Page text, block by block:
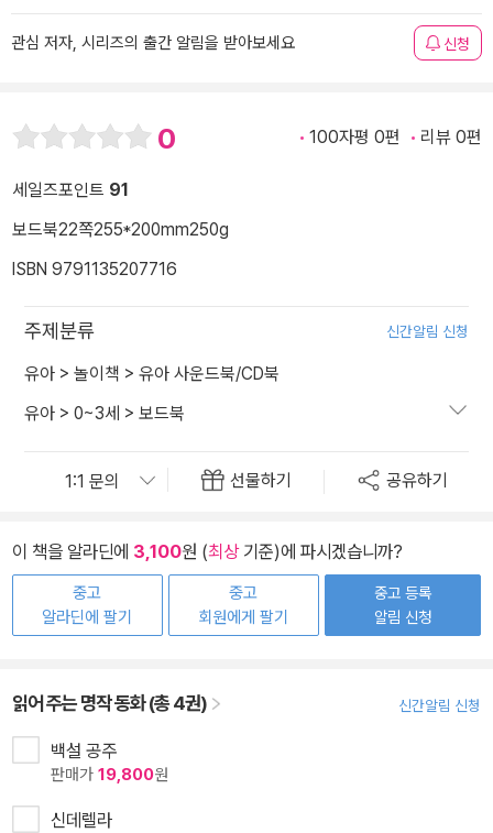
관심 저자, 시리즈의 출간 알림을 받아보세요 신청
0 100자평 0편 리뷰 0편
세일즈포인트 91
보드북22쪽255*200mm250g
ISBN 9791135207716
주제분류 신간알림 신청
유아 > 놀이책 > 유아 사운드북/CD북
유아 > 0~3세 > 보드북
선물하기 공유하기
이 책을 알라딘에 3,100원 (최상기준)에 파시겠습니까?
중고
알라딘에 팔기
중고
회원에게 팔기
중고 등록
알림 신청
읽어 주는 명작 동화 (총 4권) 신간알림 신청
백설 공주
판매가 19,800원
신데렐라